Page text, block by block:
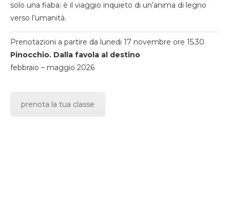
solo una fiaba: è il viaggio inquieto di un’anima di legno
verso l’umanità.
Prenotazioni a partire da lunedi 17 novembre ore 15.30
Pinocchio. Dalla favola al destino
febbraio – maggio 2026
prenota la tua classe